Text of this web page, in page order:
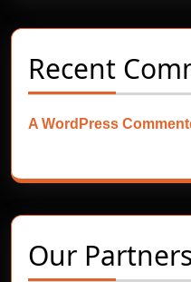
Recent
A WordPress
Our Partners